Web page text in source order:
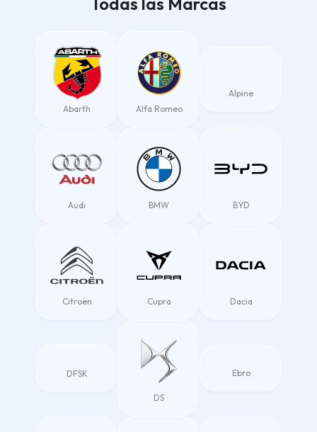
Abarth Alfa Romeo
Alpine
Audi BMW BYD
Citroën Cupra Dacia
DFSK
DS
Ebro